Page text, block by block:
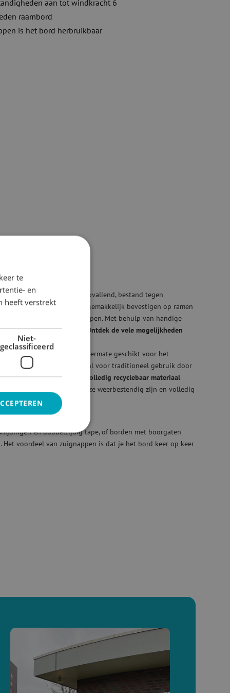
aan tot windkracht 6
raambord
is het bord herbruikbaar
laten bedrukken
borden. Deze borden zijn opvallend, bestand tegen
herbruikbaar. Je kunt ze gemakkelijk bevestigen op ramen
tape of zuignappen. Met behulp van handige
een fluitje van een cent.
Ontdek de vele mogelijkheden
van het bord, is het uitermate geschikt voor het
Natuurlijk is het ook ideaal voor traditioneel gebruik door
Milieuvriendelijk en volledig recyclebaar materiaal
van kanaalplaat, waardoor ze weerbestendig zijn en volledig
en dubbelzijdig tape, of borden met boorgaten
voordeel van zuignappen is dat je het bord keer op keer
te
en
heeft verstrekt
Niet-
geclassificeerd